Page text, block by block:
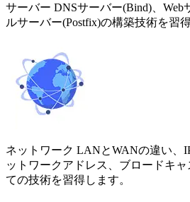
サーバー DNSサーバー(Bind)、Web
ルサーバー(Postfix)の構築技術を習
ネットワーク LANとWANの違い、
ットワークアドレス、ブロードキ
ての技術を習得します。